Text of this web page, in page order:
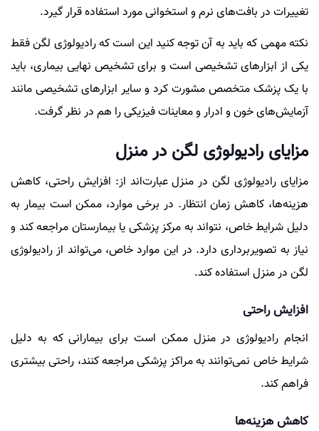
تغییرات در بافت‌های نرم و استخوانی مورد استفاده قرار گیرد.
نکته مهمی که باید به آن توجه کنید این است که رادیولوژی لگن فقط
یکی از ابزارهای تشخیصی است و برای تشخیص نهایی بیماری، باید
با یک پزشک متخصص مشورت کرد و سایر ابزارهای تشخیصی مانند
آزمایش‌های خون و ادرار و معاینات فیزیکی را هم در نظر گرفت.
مزایای رادیولوژی لگن در منزل
مزایای رادیولوژی لگن در منزل عبارت‌اند از: افزایش راحتی، کاهش
هزینه‌ها، کاهش زمان انتظار. در برخی موارد، ممکن است بیمار به
دلیل شرایط خاص، نتواند به مرکز پزشکی یا بیمارستان مراجعه کند و
نیاز به تصویربرداری دارد. در این موارد خاص، می‌تواند از رادیولوژی
لگن در منزل استفاده کند.
افزایش راحتی
انجام رادیولوژی در منزل ممکن است برای بیمارانی که به دلیل
شرایط خاص نمی‌توانند به مراکز پزشکی مراجعه کنند، راحتی بیشتری
فراهم کند.
کاهش هزینه‌ها